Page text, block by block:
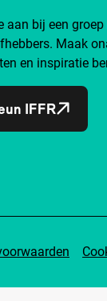
aan bij een
Maak
en inspiratie
IFFR